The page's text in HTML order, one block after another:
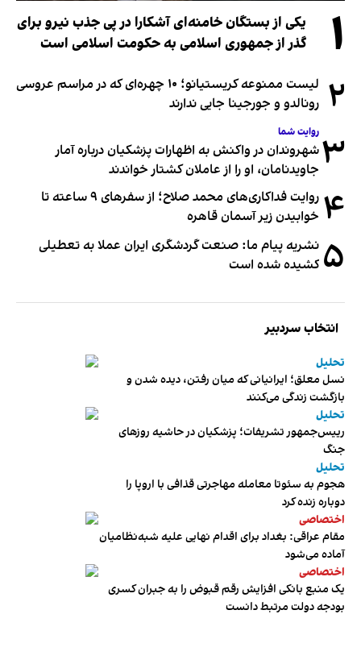
۱
یکی از بستگان خامنه‌ای آشکارا در پی جذب نیرو برای
گذر از جمهوری اسلامی به حکومت اسلامی است
۲
لیست ممنوعه کریستیانو؛ ۱۰ چهره‌ای که در مراسم عروسی
رونالدو و جورجینا جایی ندارند
۳ روایت شما
شهروندان در واکنش به اظهارات پزشکیان درباره آمار
جاویدنامان، او را از عاملان کشتار خواندند
۴
روایت فداکاری‌های محمد صلاح؛ از سفرهای ۹ ساعته تا
خوابیدن زیر آسمان قاهره
۵ نشریه پیام ما: صنعت گردشگری ایران عملا به تعطیلی
کشیده شده است
انتخاب سردبیر
تحلیل
نسل معلق؛ ایرانیانی که میان رفتن، دیده شدن و
بازگشت زندگی می‌کنند
تحلیل
رییس‌جمهور تشریفات؛ پزشکیان در حاشیه روزهای
جنگ
تحلیل
هجوم به سئوتا معامله مهاجرتی قذافی با اروپا را
دوباره زنده کرد
اختصاصی
مقام عراقی: بغداد برای اقدام نهایی علیه شبه‌نظامیان
آماده می‌شود
اختصاصی
یک منبع بانکی افزایش رقم قبوض را به جبران کسری
بودجه دولت مرتبط دانست